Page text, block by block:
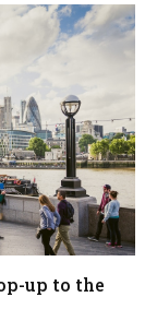
up to the